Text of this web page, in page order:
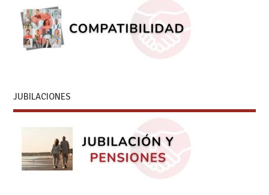
JUBILACIONES